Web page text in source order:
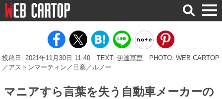
検
索
投稿日: 2021年11月30日 11:40 TEXT:伊達軍曹
PHOTO: WEB CARTOP
／アストンマーティン／日産／ルノー
マニアすら言葉を失う自動車メーカーの